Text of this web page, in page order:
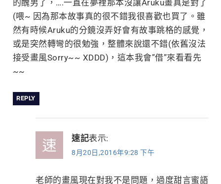
的醜男了，….一直在夢裡那本沒讓Aruku畫真是對了
(喂~ 因為那本故事真的很不錯我很喜歡也買了。雖
然有時候Aruku的分鏡沒弄好會有故事跳格的感覺，
或是突然轉彎的很勉強，整體來說還不錯(依舊沒法
接受畫風Sorry~~ XDDD)，這本我會”借”來看看先
~~
REPLY
速記表示:
8月20日,2016年9:28 下午
老師的畫風現在對我不是問題，過度甜言蜜語